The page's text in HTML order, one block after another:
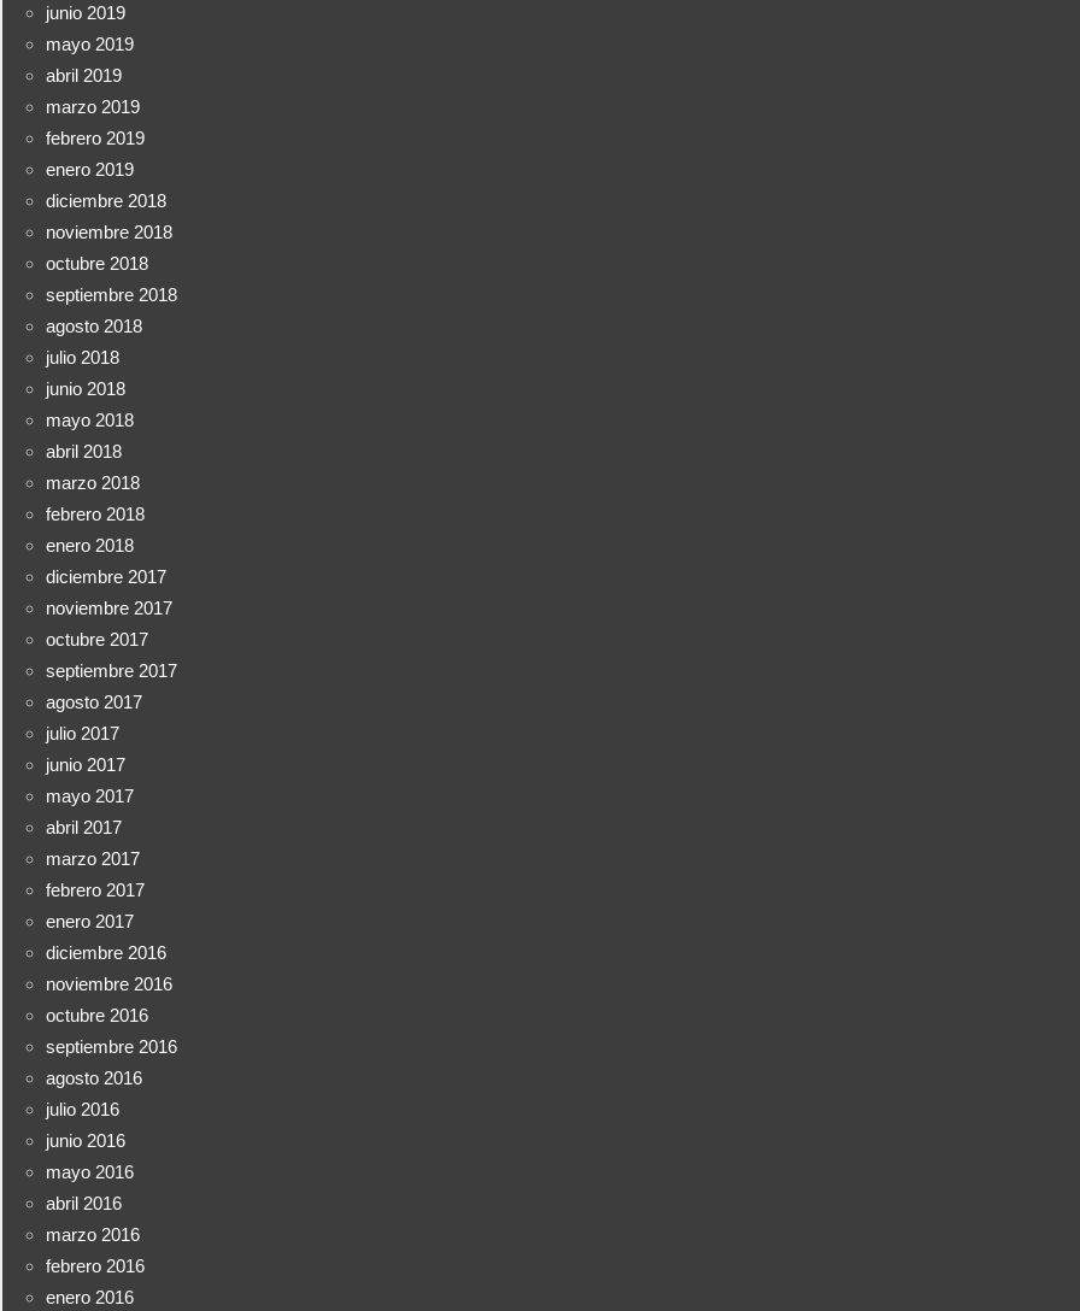
junio 2019
mayo 2019
abril 2019
marzo 2019
febrero 2019
enero 2019
diciembre 2018
noviembre 2018
octubre 2018
septiembre 2018
agosto 2018
julio 2018
junio 2018
mayo 2018
abril 2018
marzo 2018
febrero 2018
enero 2018
diciembre 2017
noviembre 2017
octubre 2017
septiembre 2017
agosto 2017
julio 2017
junio 2017
mayo 2017
abril 2017
marzo 2017
febrero 2017
enero 2017
diciembre 2016
noviembre 2016
octubre 2016
septiembre 2016
agosto 2016
julio 2016
junio 2016
mayo 2016
abril 2016
marzo 2016
febrero 2016
enero 2016